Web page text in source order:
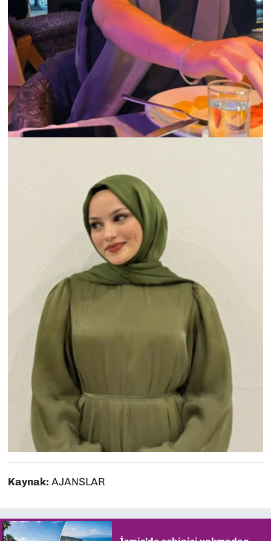
Kaynak: AJANSLAR